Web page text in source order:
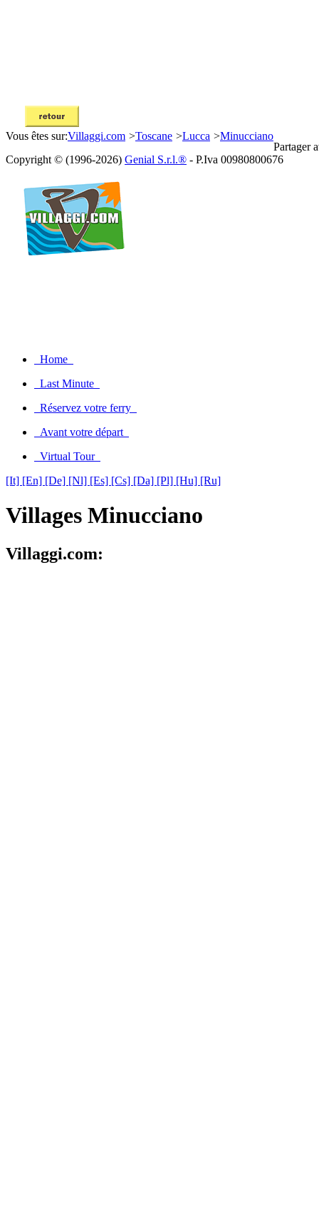
Vous êtes sur:Villaggi.com >Toscane >Lucca >Minucciano
Partager
Copyright © (1996-2026) Genial S.r.l.® - P.Iva 00980800676
Home
Last Minute
Réservez votre ferry
Avant votre départ
Virtual Tour
[It] [En] [De] [Nl] [Es] [Cs] [Da] [Pl] [Hu] [Ru]
Villages Minucciano
Villaggi.com: